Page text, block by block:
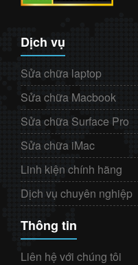
Dịch vụ
Sửa chữa laptop
Sửa chữa Macbook
Sửa chữa Surface Pro
Sửa chữa iMac
Linh kiện chính hãng
Dịch vụ chuyên nghiệp
Thông tin
Liên hệ với chúng tôi